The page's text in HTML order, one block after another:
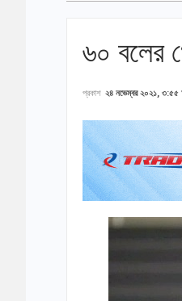
৬০ বলের
প্রকাশ ২৪ নভেম্বর ২০২১, ৩:৫৫